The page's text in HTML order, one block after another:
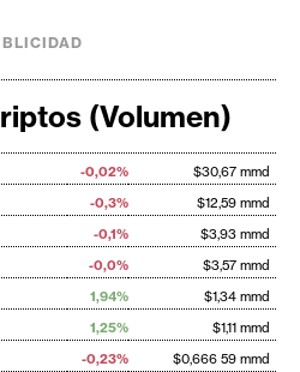
(Volumen)
-0,02%
$30,67 mmd
-0,3%
$12,59 mmd
-0,1%
$3,93 mmd
-0,0%
$3,57 mmd
1,94%
$1,34 mmd
1,25%
$1,11 mmd
-0,23%
$0,666 59 mmd